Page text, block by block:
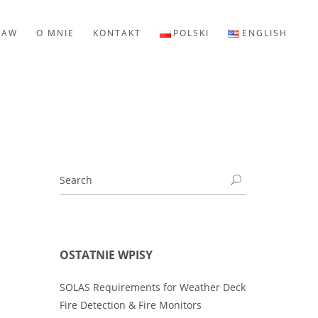
O MNIE KONTAKT POLSKI ENGLISH
OSTATNIE WPISY
SOLAS Requirements for Weather Deck
Fire Detection & Fire Monitors